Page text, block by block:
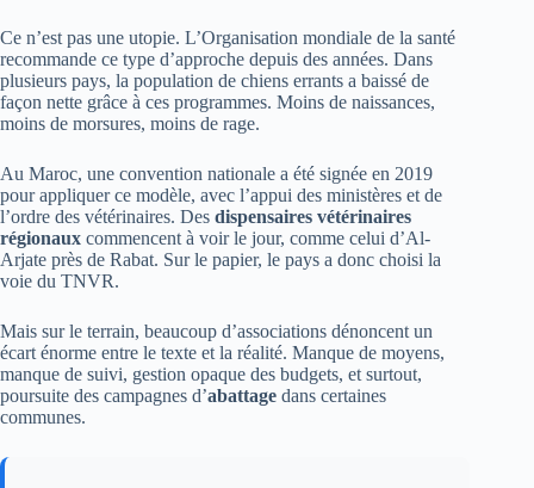
Ce n’est pas une utopie. L’Organisation mondiale de la santé
recommande ce type d’approche depuis des années. Dans
plusieurs pays, la population de chiens errants a baissé de
façon nette grâce à ces programmes. Moins de naissances,
moins de morsures, moins de rage.
Au Maroc, une convention nationale a été signée en 2019
pour appliquer ce modèle, avec l’appui des ministères et de
l’ordre des vétérinaires. Des dispensaires vétérinaires
régionaux commencent à voir le jour, comme celui d’Al-
Arjate près de Rabat. Sur le papier, le pays a donc choisi la
voie du TNVR.
Mais sur le terrain, beaucoup d’associations dénoncent un
écart énorme entre le texte et la réalité. Manque de moyens,
manque de suivi, gestion opaque des budgets, et surtout,
poursuite des campagnes d’abattage dans certaines
communes.